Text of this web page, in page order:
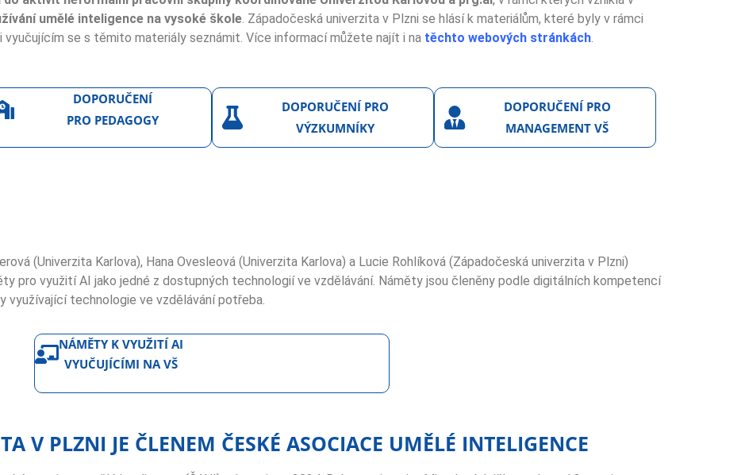
umělé inteligence na vysoké škole. Západočeská univerzita v Plzni se hlásí k materiálům, které byly v rámci
vyučujícím se s těmito materiály seznámit. Více informací můžete najít i na těchto webových stránkách.
DOPORUČENÍ
PRO PEDAGOGY
DOPORUČENÍ PRO
VÝZKUMNÍKY
DOPORUČENÍ PRO
MANAGEMENT VŠ
(Univerzita Karlova), Hana Ovesleová (Univerzita Karlova) a Lucie Rohlíková (Západočeská univerzita v Plzni)
pro využití AI jako jedné z dostupných technologií ve vzdělávání. Náměty jsou členěny podle digitálních kompetencí
technologie ve vzdělávání potřeba.
NÁMĚTY K VYUŽITÍ AI
VYUČUJÍCÍMI NA VŠ
V PLZNI JE ČLENEM ČESKÉ ASOCIACE UMĚLÉ INTELIGENCE